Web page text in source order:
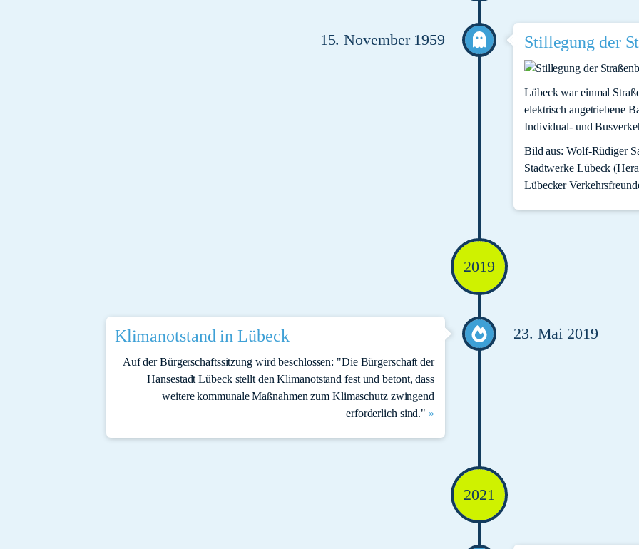
15. November 1959 Stillegung der
Lübeck war einmal
elektrisch angetriebene
Individual- und
Bild aus: Wolf-Rüdiger
Stadtwerke Lübeck
Lübecker
2019
23. Mai 2019
Klimanotstand in Lübeck
Auf der Bürgerschaftssitzung wird beschlossen: "Die Bürgerschaft der
Hansestadt Lübeck stellt den Klimanotstand fest und betont, dass
weitere kommunale Maßnahmen zum Klimaschutz zwingend
erforderlich sind." »
2021